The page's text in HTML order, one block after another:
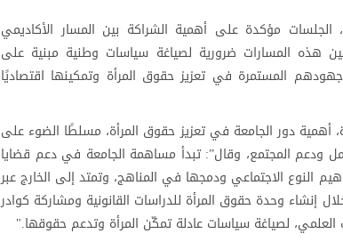
الجلسات مؤكدة على أهمية الشراكة بين المسار الأكاديمي
هذه المسارات ضرورية لصياغة سياسات وطنية مبنية على
المستمرة في تعزيز حقوق المرأة وتمكينها اقتصاديًا
أهمية دور الجامعة في تعزيز حقوق المرأة، مسلطًا الضوء على
ودعم المجتمع، وقال”: تبدأ مساهمة الجامعة في دعم قضايا
النوع الاجتماعي ودمجها في المناهج، وتمتد إلى الخارج عبر
وحدة حقوق المرأة للدراسات القانونية ومشاركة كوادر
لصياغة سياسات عادلة تمكّن المرأة وتدعم حقوقها."